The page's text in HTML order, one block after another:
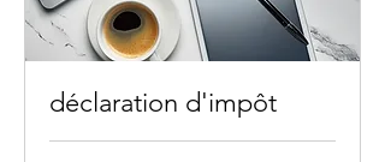
déclaration d'impôt